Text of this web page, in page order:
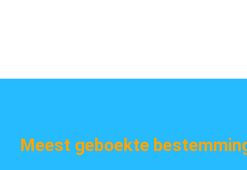
Meest geboekte